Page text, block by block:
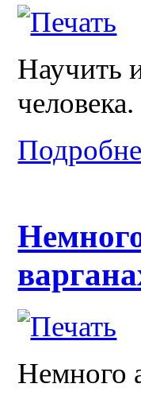
Научить
человека.
Немного